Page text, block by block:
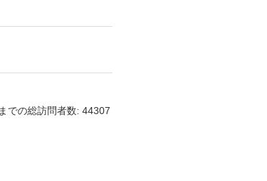
での総訪問者数: 44307